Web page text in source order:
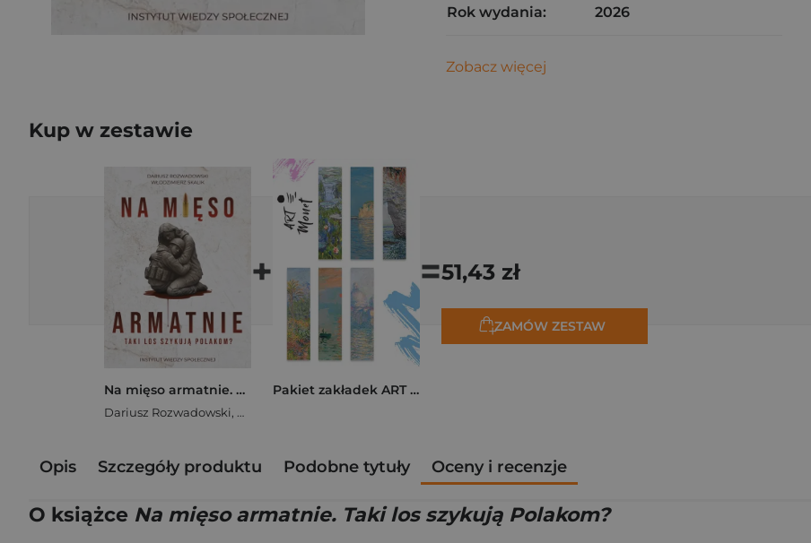
Rok wydania: 2026
Zobacz więcej
Kup w zestawie
Na mięso armatnie. Taki los szykują Polakom?
Dariusz Rozwadowski, Włodzimierz Skalik
+
Pakiet zakładek ART Monet
=51,43 zł
ZAMÓW ZESTAW
Opis Szczegóły produktu Podobne tytuły Oceny i recenzje
O książce Na mięso armatnie. Taki los szykują Polakom?